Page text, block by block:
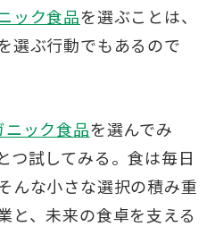
ック食品を選ぶことは、
選ぶ行動でもあるので
ニック食品を選んでみ
つ試してみる。食は毎日
んな小さな選択の積み重
と、未来の食卓を支える